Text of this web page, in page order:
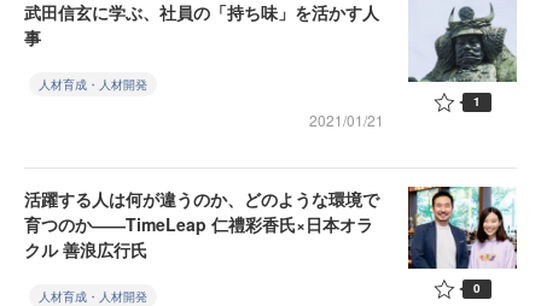
武田信玄に学ぶ、社員の「持ち味」を活かす人
事
人材育成・人材開発
2021/01/21
1
活躍する人は何が違うのか、どのような環境で
育つのか――TimeLeap 仁禮彩香氏×日本オラ
クル 善浪広行氏
人材育成・人材開発 0